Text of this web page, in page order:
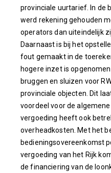
provinciale uurtarief. In de
werd rekening gehouden
operators dan uiteindelijk
Daarnaast is bij het
fout gemaakt in de
hogere inzet is
bruggen en sluizen voor
provinciale objecten. Dit
voordeel voor de
vergoeding heeft ook
overheadkosten. Met het
bedieningsovereenkomst
vergoeding van het Rijk
de financiering van de